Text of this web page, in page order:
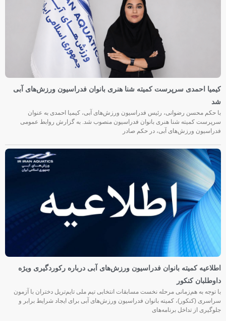
کیمیا احمدی سرپرست کمیته شنا هنری بانوان فدراسیون ورزش‌های آبی
شد
با حکم محسن رضوانی، رئیس فدراسیون ورزش‌های آبی، کیمیا احمدی به عنوان
سرپرست کمیته شنا هنری بانوان فدراسیون منصوب شد. به گزارش روابط عمومی
فدراسیون ورزش‌های آبی، در حکم صادر
اطلاعیه کمیته بانوان فدراسیون ورزش‌های آبی درباره رکوردگیری ویژه
داوطلبان کنکور
با توجه به هم‌زمانی مرحله نخست مسابقات انتخابی تیم ملی تایم‌تریل دختران با آزمون
سراسری (کنکور)، کمیته بانوان فدراسیون ورزش‌های آبی برای ایجاد شرایط برابر و
جلوگیری از تداخل برنامه‌های